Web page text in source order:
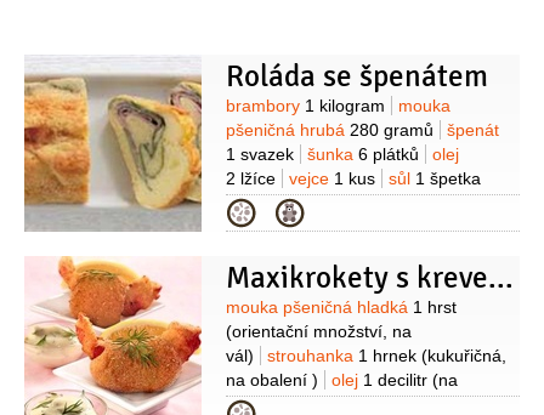
Roláda se špenátem
Suroviny
brambory 1 kilogram
mouka
pšeničná hrubá 280 gramů
špenát
1 svazek
šunka 6 plátků
olej
2 lžíce
vejce 1 kus sůl 1 špetka
(orientační množství)
1 špetka (mletý)
Kategorie
Maxikrokety s krevetami a dresinkem
Suroviny
mouka pšeničná hladká 1 hrst
(orientační množství, na
vál)
strouhanka 1 hrnek (kukuřičná,
na obalení )
olej 1 decilitr (na
smažení)